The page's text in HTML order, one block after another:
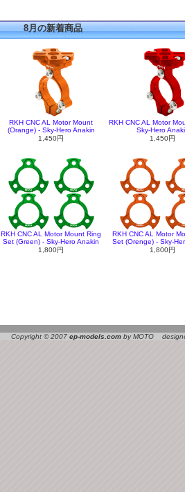
8月の新着商品
RKH CNC AL Motor Mount
(Orange) - Sky-Hero Anakin
1,450円
RKH CNC AL Motor
Sky-Hero
1,450円
RKH CNC AL Motor Mount Ring
Set (Green) - Sky-Hero Anakin
1,800円
RKH CNC AL Motor
Set (Orenge) - Sky-
1,800円
Copyright © 2007 ep-models.com by MOTO